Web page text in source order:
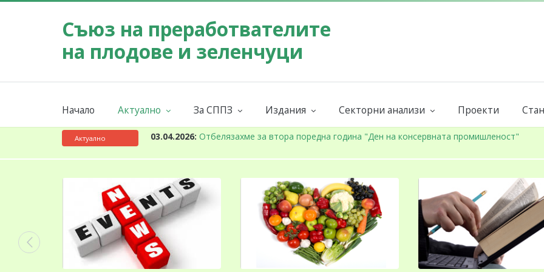
Съюз на преработвателите
на плодове и зеленчуци
Начало Актуално За СППЗ Издания Секторни анализи Проекти
Актуално 03.04.2026:Отбелязахме за втора поредна година "Ден на консервната промишленост"